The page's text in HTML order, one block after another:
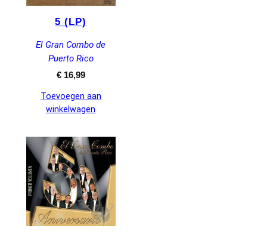
5 (LP)
El Gran Combo de
Puerto Rico
€16,99
Toevoegen aan
winkelwagen